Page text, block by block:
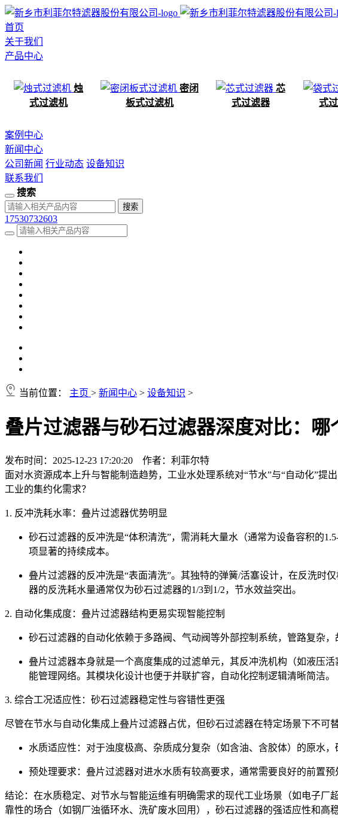
首页
关于我们
产品中心
烛
式过滤机
密闭
板式过滤机
芯
式过滤器
式
案例中心
新闻中心
公司新闻 行业动态 设备知识
联系我们
搜索
17530732603
当前位置： 主页 > 新闻中心 > 设备知识 >
叠片过滤器与砂石过滤器深度对比：哪
发布时间：2025-12-23 17:20:20 作者：利菲尔特
面对水资源成本上升与智能制造趋势，工业水处理系统对“节水”与“自动化”
工业的集约化需求？
1. 反冲洗耗水率：叠片过滤器优势明显
砂石过滤器的反冲洗是“体积清洗”，需消耗大量水（通常为设备容积的
项显著的持续成本。
叠片过滤器的反冲洗是“表面清洗”。其独特的弹簧/活塞设计，在反洗时
器的反洗耗水量通常仅为砂石过滤器的1/3到1/2，节水效益突出。
2. 自动化集成度：叠片过滤器结构更易实现智能控制
砂石过滤器的自动化依赖于多路阀、气动阀等外部控制系统，管路复杂
叠片过滤器本身就是一个高度集成的过滤单元，其反冲洗机构（如液压
能管理网络。其模块化设计也便于并联扩容，自动化控制逻辑清晰简洁。
3. 综合工况适应性：砂石过滤器稳定性与容错性更强
尽管在节水与自动化集成上叠片过滤器占优，但砂石过滤器在特定场景下不可替
水质适应性：对于浊度极高、杂质成分复杂（如含油、含胶体）的原水
预处理要求：叠片过滤器对进水水质有较高要求，通常需要良好的前置
结论：在水质稳定、对节水与智能运维有明确需求的现代工业场景（如电子
靠性的场合（如钢厂浊循环水、洗矿废水回用），砂石过滤器的强适应性和高